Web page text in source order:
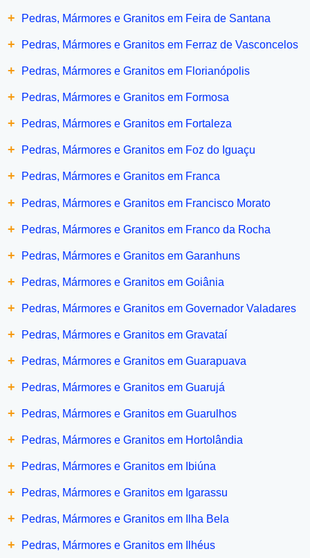
+ Pedras, Mármores e Granitos em Feira de Santana
+ Pedras, Mármores e Granitos em Ferraz de Vasconcelos
+ Pedras, Mármores e Granitos em Florianópolis
+ Pedras, Mármores e Granitos em Formosa
+ Pedras, Mármores e Granitos em Fortaleza
+ Pedras, Mármores e Granitos em Foz do Iguaçu
+ Pedras, Mármores e Granitos em Franca
+ Pedras, Mármores e Granitos em Francisco Morato
+ Pedras, Mármores e Granitos em Franco da Rocha
+ Pedras, Mármores e Granitos em Garanhuns
+ Pedras, Mármores e Granitos em Goiânia
+ Pedras, Mármores e Granitos em Governador Valadares
+ Pedras, Mármores e Granitos em Gravataí
+ Pedras, Mármores e Granitos em Guarapuava
+ Pedras, Mármores e Granitos em Guarujá
+ Pedras, Mármores e Granitos em Guarulhos
+ Pedras, Mármores e Granitos em Hortolândia
+ Pedras, Mármores e Granitos em Ibiúna
+ Pedras, Mármores e Granitos em Igarassu
+ Pedras, Mármores e Granitos em Ilha Bela
+ Pedras, Mármores e Granitos em Ilhéus